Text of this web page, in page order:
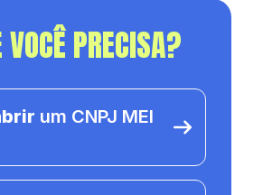
VOCÊ PRECISA?
um CNPJ MEI